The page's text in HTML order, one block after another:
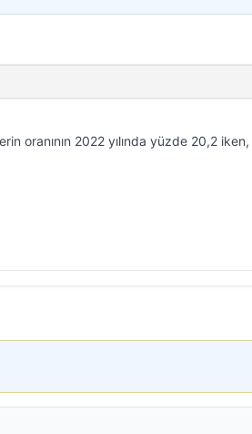
oranının 2022 yılında yüzde 20,2